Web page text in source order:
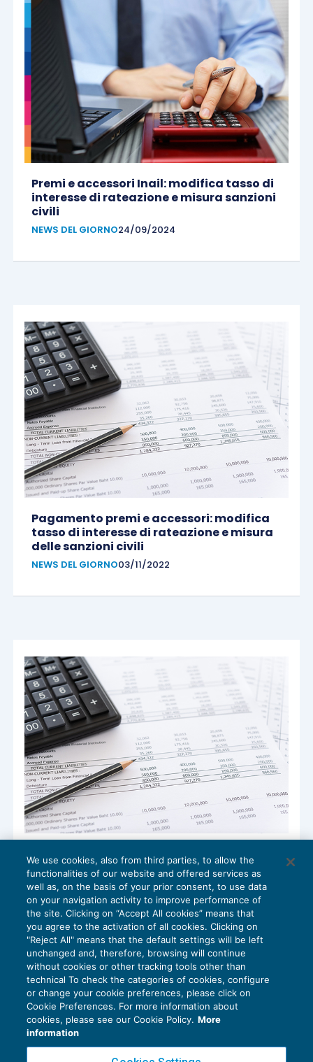
Premi e accessori Inail: modifica tasso di
interesse di rateazione e misura sanzioni
civili
NEWS DEL GIORNO24/09/2024
Pagamento premi e accessori: modifica
tasso di interesse di rateazione e misura
delle sanzioni civili
NEWS DEL GIORNO03/11/2022
Pagamento premi e accessori: modifica
tasso di interesse di rateazione e misura
delle sanzioni civili
NEWS DEL GIORNO28/07/2022
Privacy Policy
Cookie Policy
We use cookies, also from third parties, to allow the
functionalities of our website and offered services as
well as, on the basis of your prior consent, to use data
on your navigation activity to improve performance of
the site. Clicking on “Accept All cookies” means that
you agree to the activation of all cookies. Clicking on
"Reject All" means that the default settings will be left
unchanged and, therefore, browsing will continue
without cookies or other tracking tools other than
technical To check the categories of cookies, configure
or change your cookie preferences, please click on
Cookie Preferences. For more information about
cookies, please see our Cookie Policy. More
information